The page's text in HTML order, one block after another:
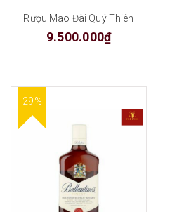
Rượu Mao Đài Quý Thiên
9.500.000₫
29%